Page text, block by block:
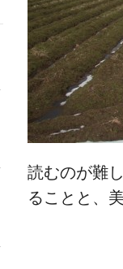
読むのが難
ることと、